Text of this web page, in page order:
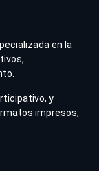
en la
y
impresos,